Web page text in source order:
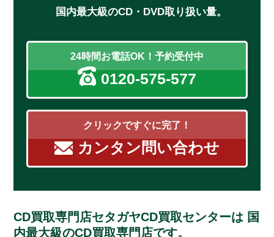
国内最大級のCD・DVD取り扱い量。
24時間お電話OK！予約受付中
0120-575-577
クリックですぐに完了！
カンタン問い合わせ
CD買取専門店セタガヤCD買取センターは 国
内最大級のCD買取専門店です。